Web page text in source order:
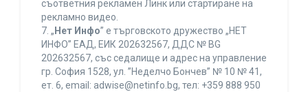
съответния рекламен Линк или стартиране на
рекламно видео.
7. „ Нет Инфо” е търговското дружество „НЕТ
ИНФО” ЕАД, ЕИК 202632567, ДДС № BG
202632567, със седалище и адрес на управление
гр. София 1528, ул. ”Неделчо Бончев” № 10 № 41,
ет. 6, еmail: adwise@netinfo.bg, тел: +359 888 950